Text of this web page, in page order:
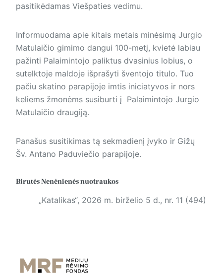
pasitikėdamas Viešpaties vedimu.
Informuodama apie kitais metais minėsimą Jurgio
Matulaičio gimimo dangui 100-metį, kvietė labiau
pažinti Palaimintojo paliktus dvasinius lobius, o
sutelktoje maldoje išprašyti šventojo titulo. Tuo
pačiu skatino parapijoje imtis iniciatyvos ir nors
keliems žmonėms susiburti į Palaimintojo Jurgio
Matulaičio draugiją.
Panašus susitikimas tą sekmadienį įvyko ir Gižų
Šv. Antano Paduviečio parapijoje.
Birutės Nenėnienės nuotraukos
„Katalikas“, 2026 m. birželio 5 d., nr. 11 (494)